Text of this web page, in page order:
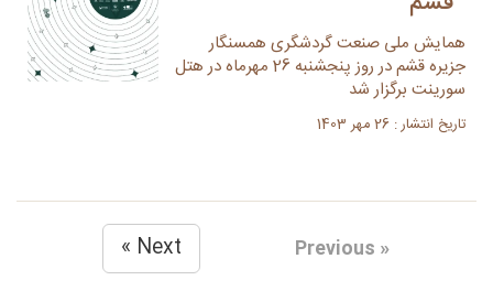
همایش ملی صنعت گردشگری همسنگار
جزیره قشم در روز پنجشنبه 26 مهرماه در هتل
سورینت برگزار شد
تاریخ انتشار : 26 مهر 1403
« Previous
Next »